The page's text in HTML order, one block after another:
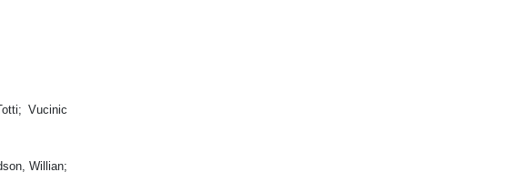
Vucinic
Willian;